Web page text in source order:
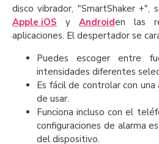
disco vibrador, "SmartShaker +",
Apple iOS y Androiden las
aplicaciones. El despertador se
Puedes escoger entre
intensidades diferentes
Es fácil de controlar con
de usar.
Funciona incluso con el
configuraciones de alarma
del dispositivo.